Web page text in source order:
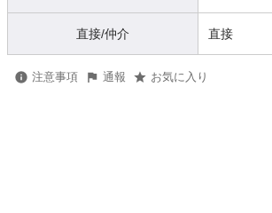
直接/仲介 直接
注意事項 通報 お気に入り